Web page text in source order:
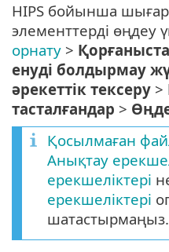
HIPS бойынша
элементтерді өңдеу
орнату >
енуді болдырмау
әрекеттік тексеру >
тасталғандар >
Қосылмаған
Анықтау
ерекшеліктері
ерекшеліктері
шатастырмаңыз.